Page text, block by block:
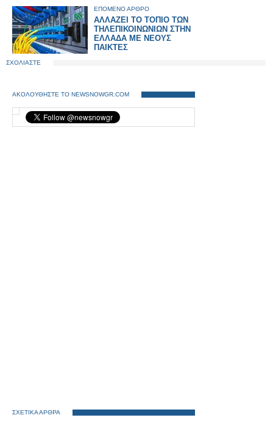
ανοησία.
ΕΠΟΜΕΝΟ ΑΡΘΡΟ
ΑΛΛΑΖΕΙ ΤΟ ΤΟΠΙΟ ΤΩΝ
ΤΗΛΕΠΙΚΟΙΝΩΝΙΩΝ ΣΤΗΝ
ΕΛΛΑΔΑ ΜΕ ΝΕΟΥΣ
ΠΑΙΚΤΕΣ
ΣΧΟΛΙΑΣΤΕ
ΑΚΟΛΟΥΘΗΣΤΕ ΤΟ NEWSNOWGR.COM
ΣΧΕΤΙΚΑ ΑΡΘΡΑ